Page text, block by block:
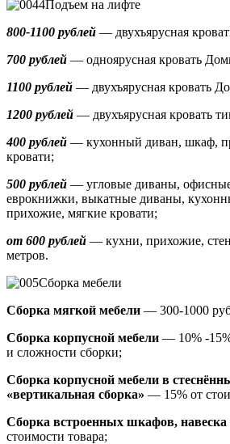
Подъем на лифте
800-1100 рублей — двухъярусная
700 рублей — одноярусная кровать
1100 рублей — двухъярусная кровать
1200 рублей — двухъярусная кровать
400 рублей — кухонный диван, шкаф,
кровати;
500 рублей — угловые диваны,
еврокнижки, выкатные диваны,
прихожие, мягкие кровати;
от 600 рублей — кухни, прихожие,
метров.
Сборка мебели
Сборка мягкой мебели — 300-1000
Сборка корпусной мебели — 10% -
и сложности сборки;
Сборка корпусной мебели в
«вертикальная сборка» — 15% от
Сборка встроенных шкафов, навеска
стоимости товара;